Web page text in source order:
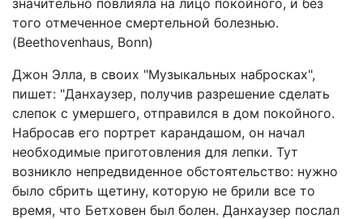
значительно повлияла на лицо покойного, и без
того отмеченное смертельной болезнью.
(Beethovenhaus, Bonn)
Джон Элла, в своих "Музыкальных набросках",
пишет: "Данхаузер, получив разрешение сделать
слепок с умершего, отправился в дом покойного.
Набросав его портрет карандашом, он начал
необходимые приготовления для лепки. Тут
возникло непредвиденное обстоятельство: нужно
было сбрить щетину, которую не брили все то
время, что Бетховен был болен. Данхаузер послал